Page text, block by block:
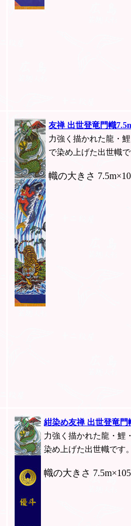
友禅 出世登竜門幟
力強く描かれた龍・
で染め上げた出世幟で
幟の大きさ
紺染め友禅 出世登竜門
力強く描かれた龍・鯉
染め上げた出世幟です。
幟の大きさ